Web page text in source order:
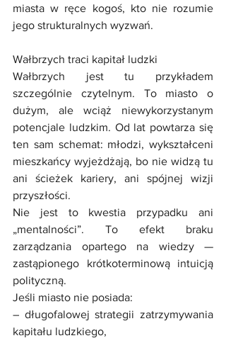
miasta w ręce kogoś, kto nie rozumie
jego strukturalnych wyzwań.
Wałbrzych traci kapitał ludzki
Wałbrzych jest tu przykładem
szczególnie czytelnym. To miasto o
dużym, ale wciąż niewykorzystanym
potencjale ludzkim. Od lat powtarza się
ten sam schemat: młodzi, wykształceni
mieszkańcy wyjeżdżają, bo nie widzą tu
ani ścieżek kariery, ani spójnej wizji
przyszłości.
Nie jest to kwestia przypadku ani
„mentalności”. To efekt braku
zarządzania opartego na wiedzy —
zastąpionego krótkoterminową intuicją
polityczną.
Jeśli miasto nie posiada:
– długofalowej strategii zatrzymywania
kapitału ludzkiego,